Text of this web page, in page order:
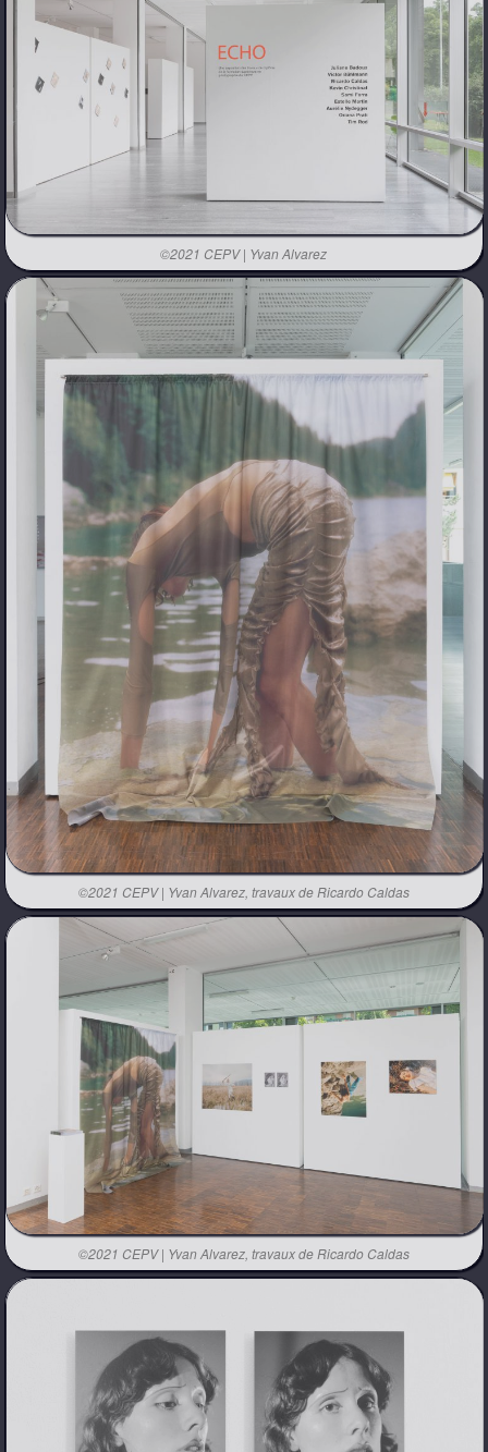
©2021 CEPV | Yvan Alvarez
©2021 CEPV | Yvan Alvarez, travaux de Ricardo Caldas
©2021 CEPV | Yvan Alvarez, travaux de Ricardo Caldas